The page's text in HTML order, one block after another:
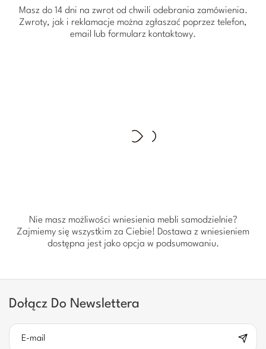
Masz do 14 dni na zwrot od chwili odebrania zamówienia.
Zwroty, jak i reklamacje można zgłaszać poprzez telefon,
email lub formularz kontaktowy.
Nie masz możliwości wniesienia mebli samodzielnie?
Zajmiemy się wszystkim za Ciebie! Dostawa z wniesieniem
dostępna jest jako opcja w podsumowaniu.
Dołącz Do Newslettera